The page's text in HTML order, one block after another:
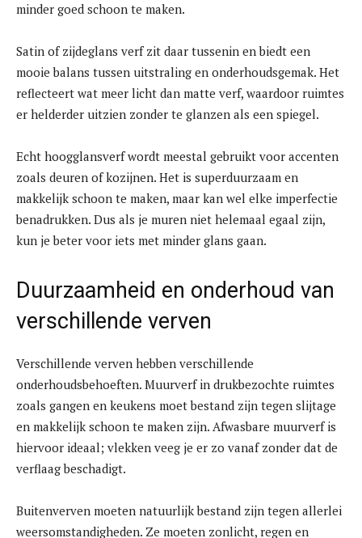
minder goed schoon te maken.
Satin of zijdeglans verf zit daar tussenin en biedt een
mooie balans tussen uitstraling en onderhoudsgemak. Het
reflecteert wat meer licht dan matte verf, waardoor ruimtes
er helderder uitzien zonder te glanzen als een spiegel.
Echt hoogglansverf wordt meestal gebruikt voor accenten
zoals deuren of kozijnen. Het is superduurzaam en
makkelijk schoon te maken, maar kan wel elke imperfectie
benadrukken. Dus als je muren niet helemaal egaal zijn,
kun je beter voor iets met minder glans gaan.
Duurzaamheid en onderhoud van
verschillende verven
Verschillende verven hebben verschillende
onderhoudsbehoeften. Muurverf in drukbezochte ruimtes
zoals gangen en keukens moet bestand zijn tegen slijtage
en makkelijk schoon te maken zijn. Afwasbare muurverf is
hiervoor ideaal; vlekken veeg je er zo vanaf zonder dat de
verflaag beschadigt.
Buitenverven moeten natuurlijk bestand zijn tegen allerlei
weersomstandigheden. Ze moeten zonlicht, regen en